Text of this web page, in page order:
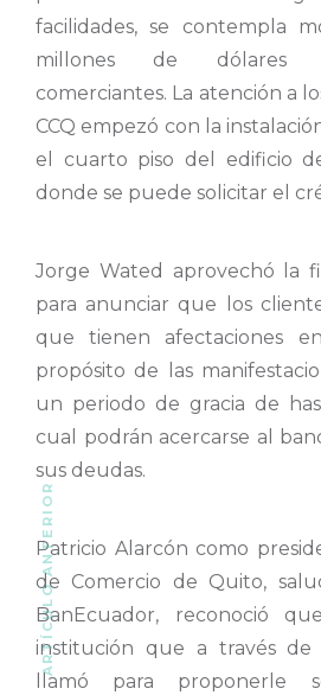
facilidades, se contempla
millones de dólares
comerciantes. La atención a
CCQ empezó con la
el cuarto piso del edificio
donde se puede solicitar el
Jorge Wated aprovechó la
para anunciar que los
que tienen afectaciones
propósito de las
un periodo de gracia de
cual podrán acercarse al
sus deudas.
Patricio Alarcón como
de Comercio de Quito,
BanEcuador, reconoció
institución que a través de
llamó para proponerle
ARTÍCULO ANTERIOR